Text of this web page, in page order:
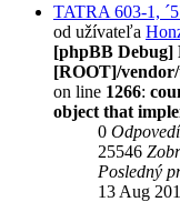
TATRA 603-1,
od užívateľa
[phpBB Debug]
[ROOT]/
on line 1266:
object that
0 Odpovedí
25546
Posledný
13 Aug